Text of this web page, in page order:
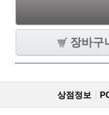
장바구
상점정보